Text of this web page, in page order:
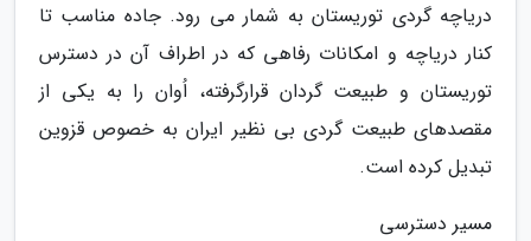
دریاچه گردی توریستان به شمار می رود. جاده مناسب تا
کنار دریاچه و امکانات رفاهی که در اطراف آن در دسترس
توریستان و طبیعت گردان قرارگرفته، اُوان را به یکی از
مقصدهای طبیعت گردی بی نظیر ایران به خصوص قزوین
تبدیل کرده است.
مسیر دسترسی